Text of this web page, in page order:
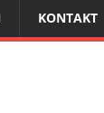
KONTAKT